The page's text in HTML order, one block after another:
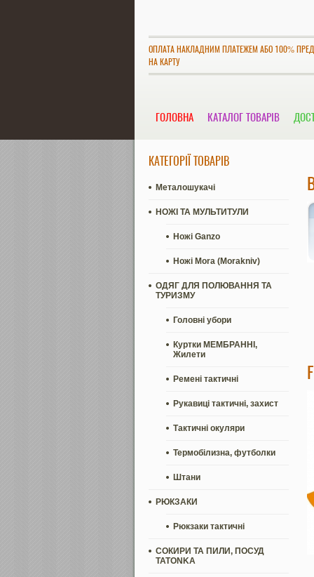
ОПЛАТА НАКЛАДНИМ ПЛАТЕЖЕМ АБО 100%
НА КАРТУ
ГОЛОВНА КАТАЛОГ ТОВАРІВ
КАТЕГОРІЇ ТОВАРІВ
Металошукачі
НОЖІ ТА МУЛЬТИТУЛИ
Ножі Ganzo
Ножі Mora (Morakniv)
ОДЯГ ДЛЯ ПОЛЮВАННЯ ТА
ТУРИЗМУ
Головні убори
Куртки МЕМБРАННІ,
Жилети
Ремені тактичні
Рукавиці тактичні, захист
Тактичні окуляри
Термобілизна, футболки
Штани
РЮКЗАКИ
Рюкзаки тактичні
СОКИРИ ТА ПИЛИ, ПОСУД
TATONKA